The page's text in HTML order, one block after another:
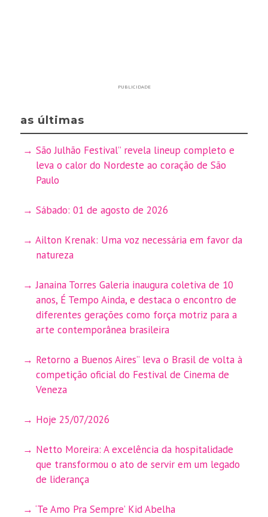
PUBLICIDADE
as últimas
São Julhão Festival” revela lineup completo e
leva o calor do Nordeste ao coração de São
Paulo
Sábado: 01 de agosto de 2026
Ailton Krenak: Uma voz necessária em favor da
natureza
Janaina Torres Galeria inaugura coletiva de 10
anos, É Tempo Ainda, e destaca o encontro de
diferentes gerações como força motriz para a
arte contemporânea brasileira
Retorno a Buenos Aires” leva o Brasil de volta à
competição oficial do Festival de Cinema de
Veneza
Hoje 25/07/2026
Netto Moreira: A excelência da hospitalidade
que transformou o ato de servir em um legado
de liderança
‘Te Amo Pra Sempre’ Kid Abelha